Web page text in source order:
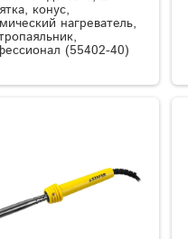
конус,
нагреватель,
(55402-40)